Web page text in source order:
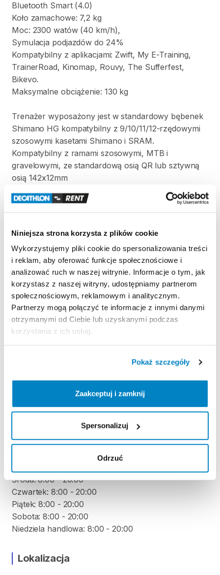
Niniejsza strona korzysta z plików cookie
Wykorzystujemy pliki cookie do spersonalizowania treści
i reklam, aby oferować funkcje społecznościowe i
analizować ruch w naszej witrynie. Informacje o tym, jak
korzystasz z naszej witryny, udostępniamy partnerom
społecznościowym, reklamowym i analitycznym.
Partnerzy mogą połączyć te informacje z innymi danymi
otrzymanymi od Ciebie lub uzyskanymi podczas
korzystania z ich usług.
Pokaż szczegóły
Zaakceptuj i zamknij
Spersonalizuj
Odrzuć
Bluetooth Smart (4.0)
Koło zamachowe: 7​,​2 kg
Moc: 2300 watów (40 km​​/​​h)​​,​
Symulacja podjazdów do 24%
Kompatybilny z aplikacjami: Zwift​​,​ My E-Training​​,​
TrainerRoad​​,​ Kinomap​​,​ Rouvy​​,​ The Sufferfest​​,​
Bikevo.
Maksymalne obciążenie: 130 kg
Trenażer wyposażony jest w standardowy bębenek
Shimano HG kompatybilny z 9​/​10​/​11​/​12-rzędowymi
szosowymi kasetami Shimano i SRAM.
Kompatybilny z ramami szosowymi​,​ MTB i
gravelowymi​,​ ze standardową osią QR lub sztywną
osią 142x12mm
W komplecie z trenażerem:
- kaseta Shimano 12-rzędowa
Strona produktu w sklepie
Zasady wypożyczenia
REGULAMIN
Regulamin wypożyczalni
KAUCJA
ODBIÓR I ZWROT SPRZĘTU
Poniedziałek: 8:00 - 20:00
Środa: 8:00 - 20:00
Czwartek: 8:00 - 20:00
Piątek: 8:00 - 20:00
Sobota: 8:00 - 20:00
Niedziela handlowa: 8:00 - 20:00
Lokalizacja